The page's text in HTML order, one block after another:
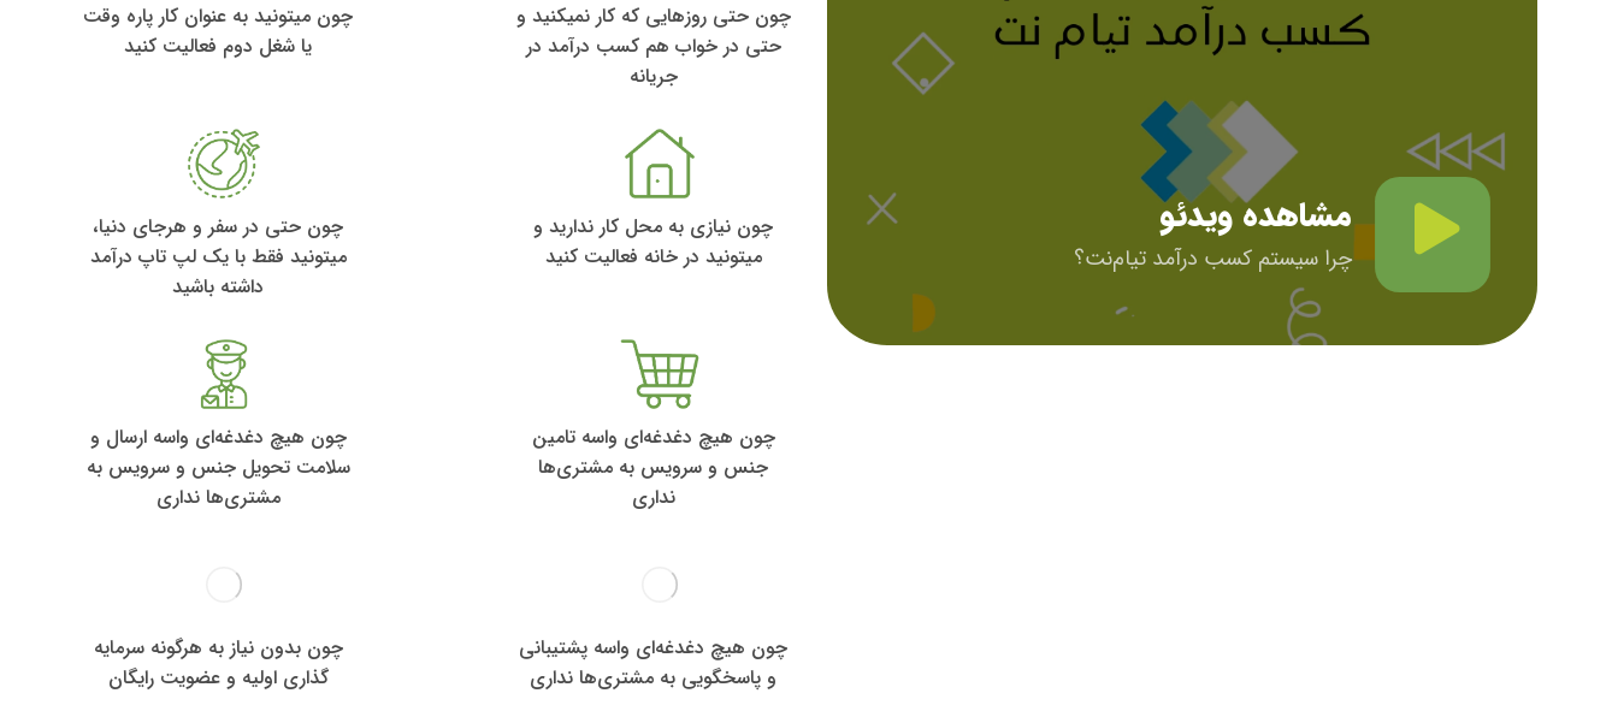
مشاهده ویدئو
چرا سیستم کسب درآمد تیام‌نت؟
چون حتی روزهایی که کار نمیکنید و
حتی در خواب هم کسب درآمد در
جریانه
چون میتونید به عنوان کار پاره وقت
یا شغل دوم فعالیت کنید
چون نیازی به محل کار ندارید و
میتونید در خانه فعالیت کنید
چون حتی در سفر و هرجای دنیا،
میتونید فقط با یک لپ تاپ درآمد
داشته باشید
چون هیچ دغدغه‌ای واسه تامین
جنس و سرویس به مشتری‌ها
نداری
چون هیچ دغدغه‌ای واسه ارسال و
سلامت تحویل جنس و سرویس به
مشتری‌ها نداری
چون هیچ دغدغه‌ای واسه پشتیبانی
و پاسخگویی به مشتری‌ها نداری
چون بدون نیاز به هرگونه سرمایه
گذاری اولیه و عضویت رایگان